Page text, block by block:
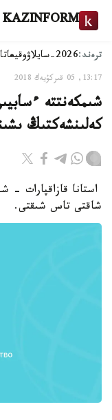
KAZINFORM
ترەند:2026-سايلاۋ وقيعا
13:17, 05 قىركۇيەك 2018
كەلىنشەكتىڭ ىشىنەن 50 شاقتى
شاقتى تاس شىقتى.